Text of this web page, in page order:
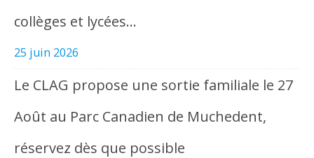
collèges et lycées…
25 juin 2026
Le CLAG propose une sortie familiale le 27
Août au Parc Canadien de Muchedent,
réservez dès que possible